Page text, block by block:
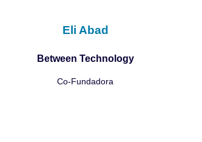
Eli Abad
Between Technology
Co-Fundadora